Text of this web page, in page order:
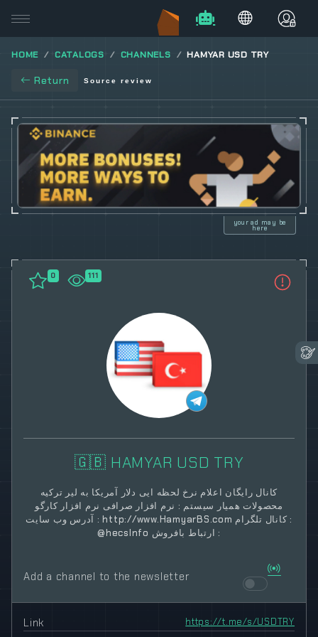
HOME CATALOGS CHANNELS HAMYAR USD TRY
Return Source review
0 111
🇬🇧 HAMYAR USD TRY
کانال رایگان اعلام نرخ لحظه ایی دلار آمریکا به لیر ترکیه
محصولات همیار سیستم : نرم افزار صرافی نرم افزار کارگو
آدرس وب سایت : http://www.HamyarBS.com کانال تلگرام :
@hecsInfo ارتباط بافروش :
Add a channel to the newsletter
Link https://t.me/s/USDTRY
your ad may be
here